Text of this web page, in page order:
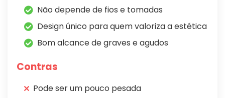
Não depende de fios e tomadas
Design único para quem valoriza a estética
Bom alcance de graves e agudos
Contras
Pode ser um pouco pesada